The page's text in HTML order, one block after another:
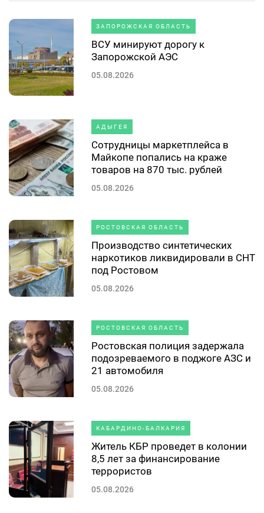
ЗАПОРОЖСКАЯ ОБЛАСТЬ
ВСУ минируют дорогу к
Запорожской АЭС
05.08.2026
АДЫГЕЯ
Сотрудницы маркетплейса в
Майкопе попались на краже
товаров на 870 тыс. рублей
05.08.2026
РОСТОВСКАЯ ОБЛАСТЬ
Производство синтетических
наркотиков ликвидировали в СНТ
под Ростовом
05.08.2026
РОСТОВСКАЯ ОБЛАСТЬ
Ростовская полиция задержала
подозреваемого в поджоге АЗС и
21 автомобиля
05.08.2026
КАБАРДИНО-БАЛКАРИЯ
Житель КБР проведет в колонии
8,5 лет за финансирование
террористов
05.08.2026